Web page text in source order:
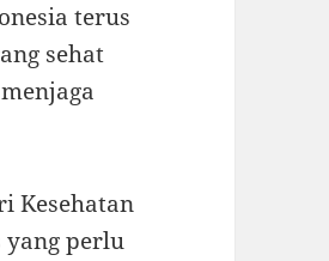
terus
sehat
Kesehatan
yang perlu